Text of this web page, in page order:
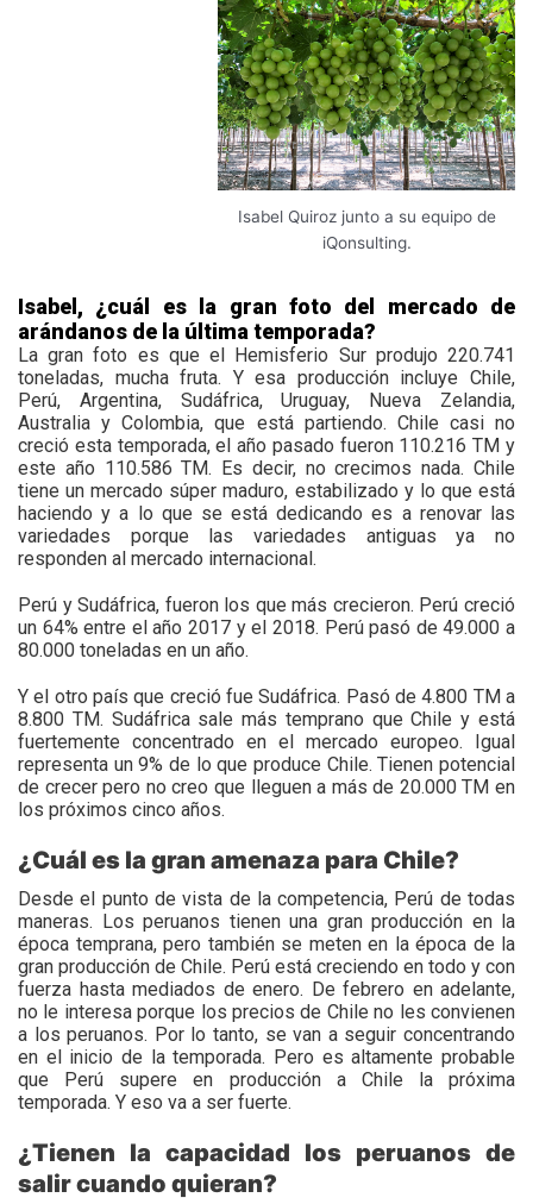
Isabel Quiroz junto a su equipo de
iQonsulting.
Isabel, ¿cuál es la gran foto del mercado de
arándanos de la última temporada?
La gran foto es que el Hemisferio Sur produjo 220.741
toneladas, mucha fruta. Y esa producción incluye Chile,
Perú, Argentina, Sudáfrica, Uruguay, Nueva Zelandia,
Australia y Colombia, que está partiendo. Chile casi no
creció esta temporada, el año pasado fueron 110.216 TM y
este año 110.586 TM. Es decir, no crecimos nada. Chile
tiene un mercado súper maduro, estabilizado y lo que está
haciendo y a lo que se está dedicando es a renovar las
variedades porque las variedades antiguas ya no
responden al mercado internacional.
Perú y Sudáfrica, fueron los que más crecieron. Perú creció
un 64% entre el año 2017 y el 2018. Perú pasó de 49.000 a
80.000 toneladas en un año.
Y el otro país que creció fue Sudáfrica. Pasó de 4.800 TM a
8.800 TM. Sudáfrica sale más temprano que Chile y está
fuertemente concentrado en el mercado europeo. Igual
representa un 9% de lo que produce Chile. Tienen potencial
de crecer pero no creo que lleguen a más de 20.000 TM en
los próximos cinco años.
¿Cuál es la gran amenaza para Chile?
Desde el punto de vista de la competencia, Perú de todas
maneras. Los peruanos tienen una gran producción en la
época temprana, pero también se meten en la época de la
gran producción de Chile. Perú está creciendo en todo y con
fuerza hasta mediados de enero. De febrero en adelante,
no le interesa porque los precios de Chile no les convienen
a los peruanos. Por lo tanto, se van a seguir concentrando
en el inicio de la temporada. Pero es altamente probable
que Perú supere en producción a Chile la próxima
temporada. Y eso va a ser fuerte.
¿Tienen la capacidad los peruanos de
salir cuando quieran?